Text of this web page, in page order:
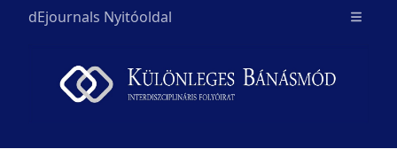
dEjournals Nyitóoldal Open